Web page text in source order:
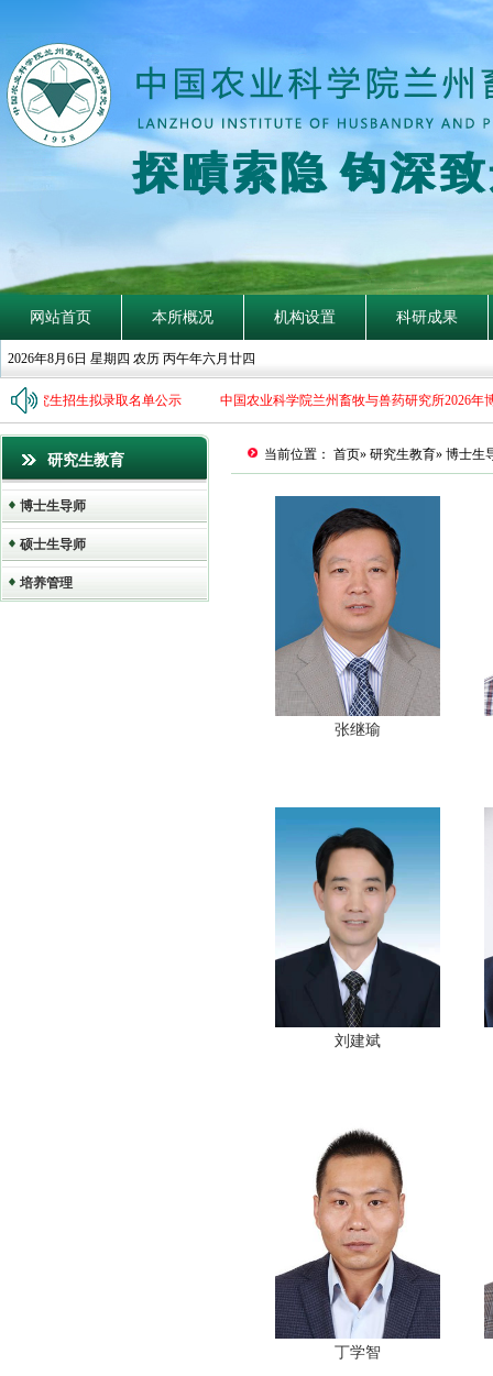
探賾索 隐 钩深致
网站首页 本所概况 机构设置 科研成果
2026年8月6日 星期四 农历 丙午年六月廿四
研究生招生拟录取名单公示 中国农业科学院兰州畜牧与兽药研究所2026年
研究生教育
博士生导师
硕士生导师
培养管理
当前位置： 首页» 研究生教育» 博士生
张继瑜
刘建斌
丁学智